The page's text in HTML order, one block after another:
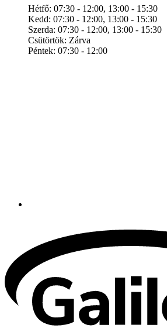
Hétfő: 07:30 - 12:00, 13:00 - 15:30
Kedd: 07:30 - 12:00, 13:00 - 15:30
Szerda: 07:30 - 12:00, 13:00 - 15:30
Csütörtök: Zárva
Péntek: 07:30 - 12:00